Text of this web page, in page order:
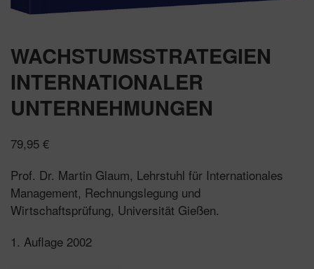
WACHSTUMSSTRATEGIEN
INTERNATIONALER
UNTERNEHMUNGEN
79,95 €
Prof. Dr. Martin Glaum, Lehrstuhl für Internationales
Management, Rechnungslegung und
Wirtschaftsprüfung, Universität Gießen.
1. Auflage 2002